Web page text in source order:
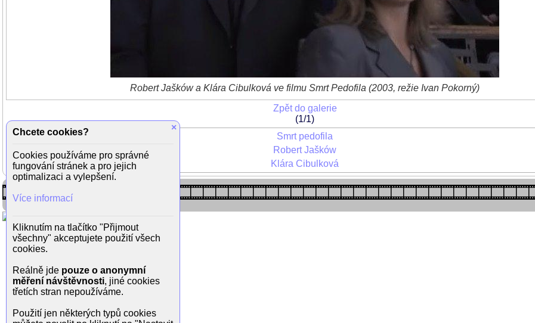
Robert Jašków a Klára Cibulková ve filmu Smrt Pedofila (2003, režie Ivan Pokorný)
Zpět do galerie
(1/1)
Smrt pedofila
Robert Jašków
Klára Cibulková
×
Chcete cookies?
Cookies používáme pro správné
fungování stránek a pro jejich
optimalizaci a vylepšení.
Více informací
Kliknutím na tlačítko "Přijmout
všechny" akceptujete použití všech
cookies.
Reálně jde pouze o anonymní
měření návštěvnosti, jiné cookies
třetích stran nepoužíváme.
Použití jen některých typů cookies